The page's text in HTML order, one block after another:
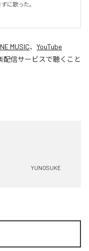
に歌った。
MUSIC、 YouTube
配信サービスで聴くこと
YUNOSUKE